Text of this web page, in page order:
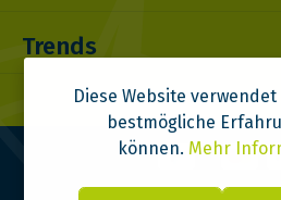
Trends
Diese Website verwendet
bestmögliche
können. Mehr